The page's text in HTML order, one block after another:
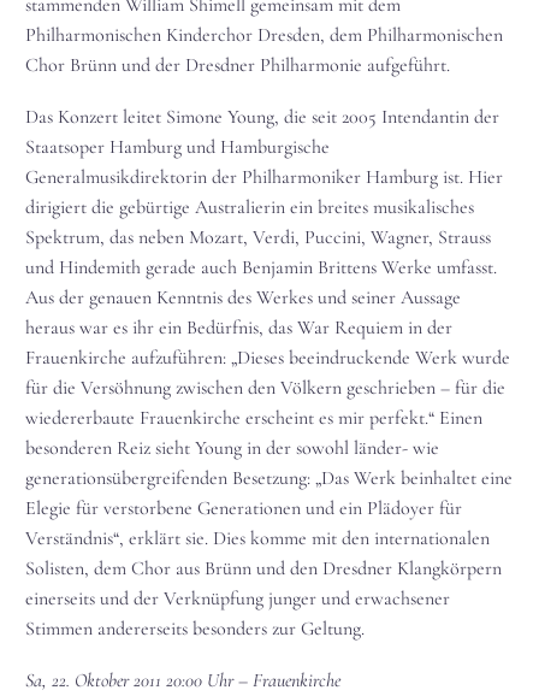
stammenden William Shimell gemeinsam mit dem
Philharmonischen Kinderchor Dresden, dem Philharmonischen
Chor Brünn und der Dresdner Philharmonie aufgeführt.
Das Konzert leitet Simone Young, die seit 2005 Intendantin der
Staatsoper Hamburg und Hamburgische
Generalmusikdirektorin der Philharmoniker Hamburg ist. Hier
dirigiert die gebürtige Australierin ein breites musikalisches
Spektrum, das neben Mozart, Verdi, Puccini, Wagner, Strauss
und Hindemith gerade auch Benjamin Brittens Werke umfasst.
Aus der genauen Kenntnis des Werkes und seiner Aussage
heraus war es ihr ein Bedürfnis, das War Requiem in der
Frauenkirche aufzuführen: „Dieses beeindruckende Werk wurde
für die Versöhnung zwischen den Völkern geschrieben – für die
wiedererbaute Frauenkirche erscheint es mir perfekt.“ Einen
besonderen Reiz sieht Young in der sowohl länder- wie
generationsübergreifenden Besetzung: „Das Werk beinhaltet eine
Elegie für verstorbene Generationen und ein Plädoyer für
Verständnis“, erklärt sie. Dies komme mit den internationalen
Solisten, dem Chor aus Brünn und den Dresdner Klangkörpern
einerseits und der Verknüpfung junger und erwachsener
Stimmen andererseits besonders zur Geltung.
Sa, 22. Oktober 2011 20:00 Uhr – Frauenkirche